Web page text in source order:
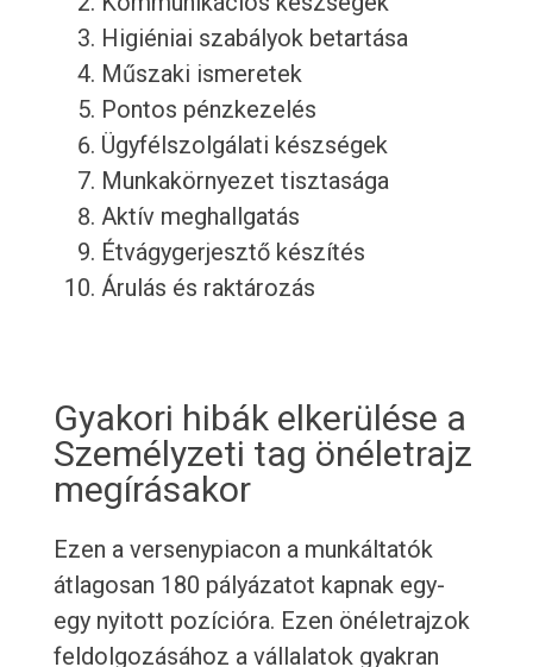
Higiéniai szabályok betartása
Műszaki ismeretek
Pontos pénzkezelés
Ügyfélszolgálati készségek
Munkakörnyezet tisztasága
Aktív meghallgatás
Étvágygerjesztő készítés
Árulás és raktározás
Gyakori hibák elkerülése a
Személyzeti tag önéletrajz
megírásakor
Ezen a versenypiacon a munkáltatók
átlagosan 180 pályázatot kapnak egy-
egy nyitott pozícióra. Ezen önéletrajzok
feldolgozásához a vállalatok gyakran